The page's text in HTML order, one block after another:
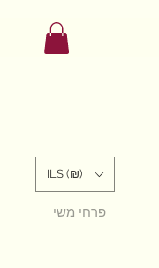
ILS (₪)
פרחי משי